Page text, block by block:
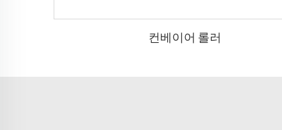
컨베이어 롤러